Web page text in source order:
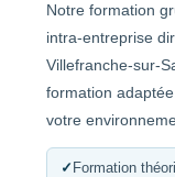
Notre formation
intra-entreprise
Villefranche-sur-
formation
votre
✓ Formation